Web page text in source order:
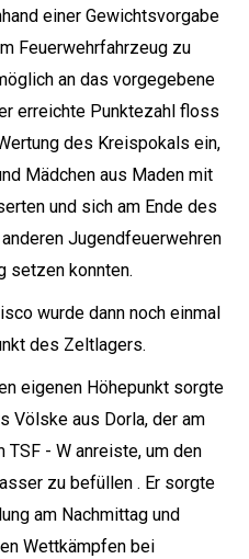
einer Gewichtsvorgabe
Feuerwehrfahrzeug zu
an das vorgegebene
erreichte Punktezahl floss
des Kreispokals ein,
Mädchen aus Maden mit
und sich am Ende des
Jugendfeuerwehren
setzen konnten.
wurde dann noch einmal
des Zeltlagers.
eigenen Höhepunkt sorgte
Völske aus Dorla, der am
- W anreiste, um den
zu befüllen . Er sorgte
am Nachmittag und
Wettkämpfen bei